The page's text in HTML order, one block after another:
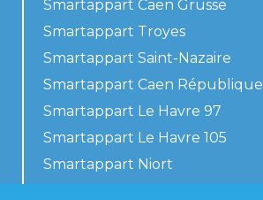
Smartappart Caen Grusse
Smartappart Troyes
Smartappart Saint-Nazaire
Smartappart Caen République
Smartappart Le Havre 97
Smartappart Le Havre 105
Smartappart Niort